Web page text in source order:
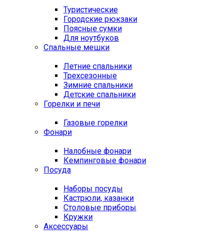
Туристические
Городские рюкзаки
Поясные сумки
Для ноутбуков
Спальные мешки
Летние спальники
Трехсезонные
Зимние спальники
Детские спальники
Горелки и печи
Газовые горелки
Фонари
Налобные фонари
Кемпинговые фонари
Посуда
Наборы посуды
Кастрюли, казанки
Столовые приборы
Кружки
Аксессуары